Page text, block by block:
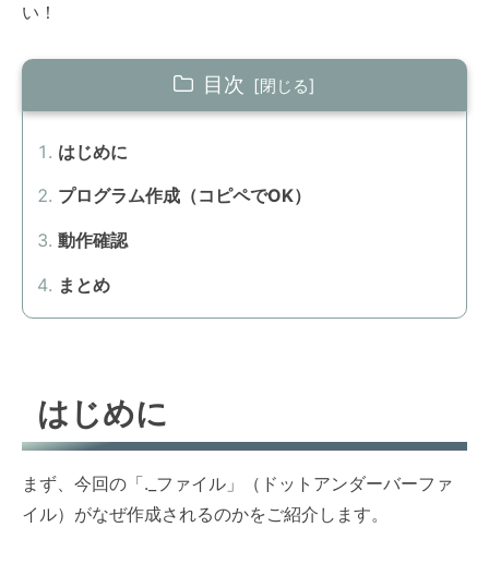
い！
目次
はじめに
プログラム作成（コピペでOK）
動作確認
まとめ
はじめに
まず、今回の「._ファイル」（ドットアンダーバーファ
イル）がなぜ作成されるのかをご紹介します。